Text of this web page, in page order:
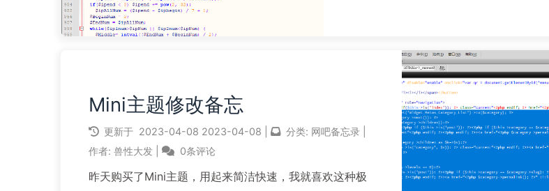
文件管理器打开却看不到，handsome...
阅读全文...
Mini主题修改备忘
更新于 2023-04-08 2023-04-08 分类: 网吧备忘录
作者: 兽性大发 0条评论
昨天购买了Mini主题，用起来简洁快速，我就喜欢这种极